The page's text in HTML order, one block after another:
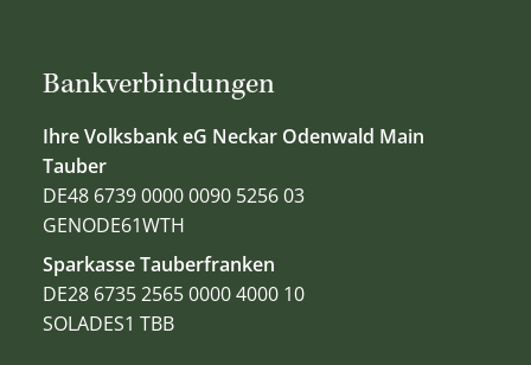
Bankverbindungen
Ihre Volksbank eG Neckar Odenwald Main
Tauber
DE48 6739 0000 0090 5256 03
GENODE61WTH
Sparkasse Tauberfranken
DE28 6735 2565 0000 4000 10
SOLADES1 TBB